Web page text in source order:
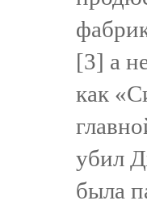
[3] а
как
убил
была